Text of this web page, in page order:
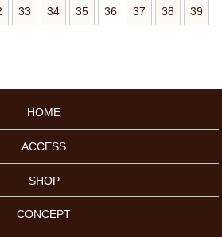
33 34 35 36 37 38 39
HOME
ACCESS
SHOP
CONCEPT